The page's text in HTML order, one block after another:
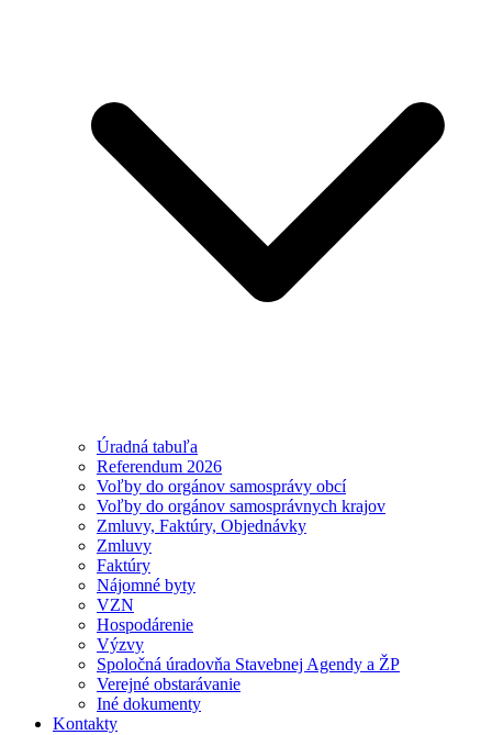
Úradná tabuľa
Referendum 2026
Voľby do orgánov samosprávy obcí
Voľby do orgánov samosprávnych krajov
Zmluvy, Faktúry, Objednávky
Zmluvy
Faktúry
Nájomné byty
VZN
Hospodárenie
Výzvy
Spoločná úradovňa Stavebnej Agendy a ŽP
Verejné obstarávanie
Iné dokumenty
Kontakty